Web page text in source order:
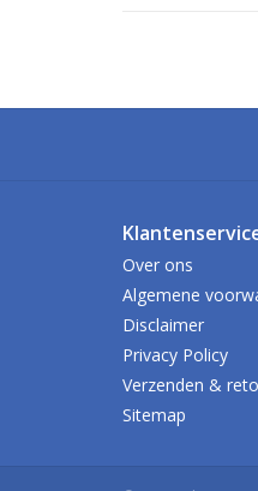
Over ons
Algemene
Disclaimer
Privacy Policy
Verzenden &
Sitemap